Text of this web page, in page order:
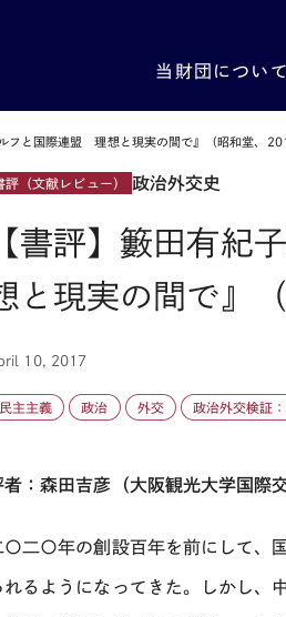
当財団について
フと国際連盟 理想と現実の間で』（昭和堂、
評（文献レビュー） 政治外交史
【書評】籔田有紀
と現実の間で』
10, 2017
民主主義 政治 外交 政治外交検証
者：森田吉彦（大阪観光大学国際
〇二〇年の創設百年を前にして、
れるようになってきた。しかし、